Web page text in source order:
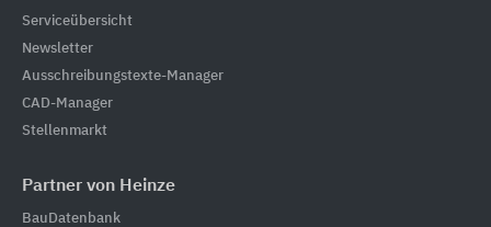
Serviceübersicht
Newsletter
Ausschreibungstexte-Manager
CAD-Manager
Stellenmarkt
Partner von Heinze
BauDatenbank